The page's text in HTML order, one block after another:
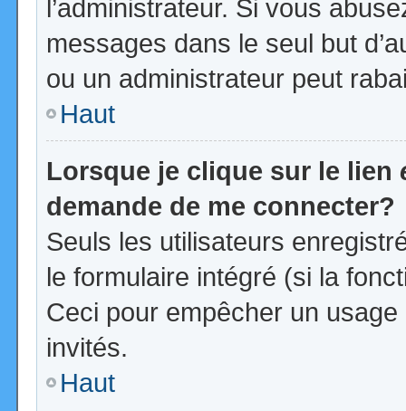
l’administrateur. Si vous
messages dans le seul but
ou un administrateur peut
Haut
Lorsque je clique sur le lien
demande de me connecter?
Seuls les utilisateurs
le formulaire intégré (si la
Ceci pour empêcher un
invités.
Haut